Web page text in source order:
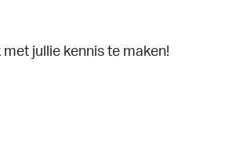
jullie kennis te maken!